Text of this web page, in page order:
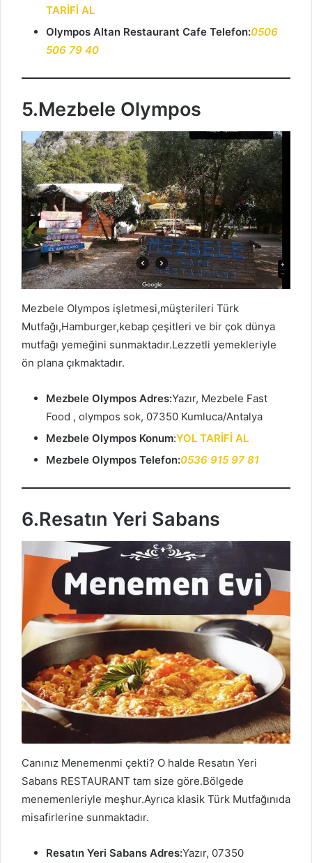
TARİFİ AL
Olympos Altan Restaurant Cafe Telefon:0506
506 79 40
5.Mezbele Olympos
Mezbele Olympos işletmesi,müşterileri Türk
Mutfağı,Hamburger,kebap çeşitleri ve bir çok dünya
mutfağı yemeğini sunmaktadır.Lezzetli yemekleriyle
ön plana çıkmaktadır.
Mezbele Olympos Adres:Yazır, Mezbele Fast
Food , olympos sok, 07350 Kumluca/Antalya
Mezbele Olympos Konum:YOL TARİFİ AL
Mezbele Olympos Telefon:0536 915 97 81
6.Resatın Yeri Sabans
Canınız Menemenmi çekti? O halde Resatın Yeri
Sabans RESTAURANT tam size göre.Bölgede
menemenleriyle meşhur.Ayrıca klasik Türk Mutfağınıda
misafirlerine sunmaktadır.
Resatın Yeri Sabans Adres:Yazır, 07350